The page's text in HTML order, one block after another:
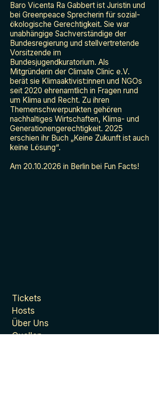
Baro Vicenta Ra Gabbert ist Juristin und
bei Greenpeace Sprecherin für sozial-
ökologische Gerechtigkeit. Sie war
unabhängige Sachverständige der
Bundesregierung und stellvertretende
Vorsitzende im
Bundesjugendkuratorium. Als
Mitgründerin der Climate Clinic e.V.
berät sie Klimaaktivist:innen und NGOs
seit 2020 ehrenamtlich in Fragen rund
um Klima und Recht. Zu ihren
Themenschwerpunkten gehören
nachhaltiges Wirtschaften, Klima- und
Generationengerechtigkeit. 2025
erschien ihr Buch „Keine Zukunft ist auch
keine Lösung“.
Am 20.10.2026 in Berlin bei Fun Facts!
Tickets
Hosts
Über Uns
Quellen